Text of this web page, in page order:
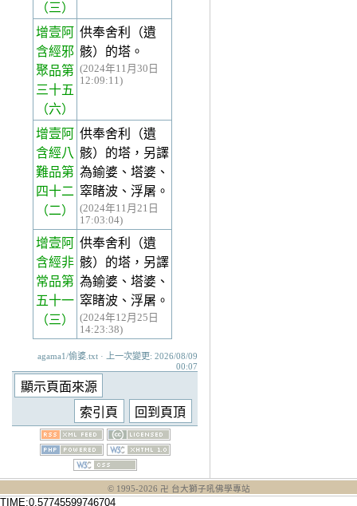
（三）
增壹阿
含經邪
聚品第
三十五
（六）
供奉舍利（遺
骸）的塔。
(2024年11月30日
12:09:11)
增壹阿
含經八
難品第
四十二
（二）
供奉舍利（遺
骸）的塔，另譯
為鍮婆、塔婆、
窣睹波、浮屠。
(2024年11月21日
17:03:04)
增壹阿
含經非
常品第
五十一
（三）
供奉舍利（遺
骸）的塔，另譯
為鍮婆、塔婆、
窣睹波、浮屠。
(2024年12月25日
14:23:38)
agama1/偷婆.txt · 上一次變更: 2026/08/09
00:07
© 1995-2026 卍 台大獅子吼佛學專站
TIME:0.57745599746704